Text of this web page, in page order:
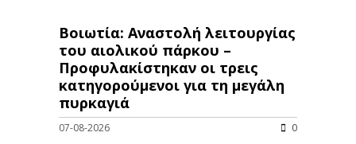
Βοιωτία: Αναστολή λειτουργίας
του αιολικού πάρκου –
Προφυλακίστηκαν οι τρεις
κατηγορούμενοι για τη μεγάλη
πυρκαγιά
07-08-2026 0